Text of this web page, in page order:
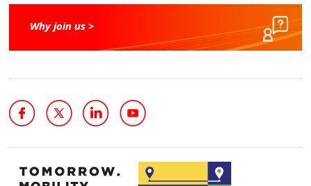
Why join us >